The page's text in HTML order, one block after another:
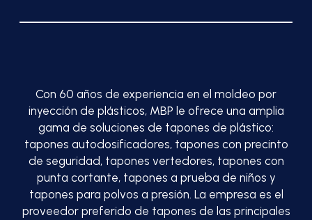
Con 60 años de experiencia en el moldeo por
inyección de plásticos, MBP le ofrece una amplia
gama de soluciones de tapones de plástico:
tapones autodosificadores, tapones con precinto
de seguridad, tapones vertedores, tapones con
punta cortante, tapones a prueba de niños y
tapones para polvos a presión. La empresa es el
proveedor preferido de tapones de las principales